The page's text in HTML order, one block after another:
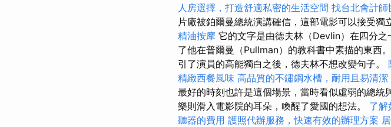
人房選擇，打造舒適私密的生活空間 找台北會計師
片廠被鉑爾曼總統演講確信，這部電影可以接受獨
精油按摩 它的文字是由德夫林（Devlin）在四分
了他在普爾曼（Pullman）的教科書中素描的東西。
引了演員的高能獨白之後，德夫林不想改變句子。
精緻西餐風味 高品質的不鏽鋼水槽，耐用且易清潔
最好的時刻也許是這個場景，當時看似虛弱的總
樂則滑入電影院的耳朵，喚醒了愛國的想法。 了解
聽器的費用 護照代辦服務，快速有效的辦理方案